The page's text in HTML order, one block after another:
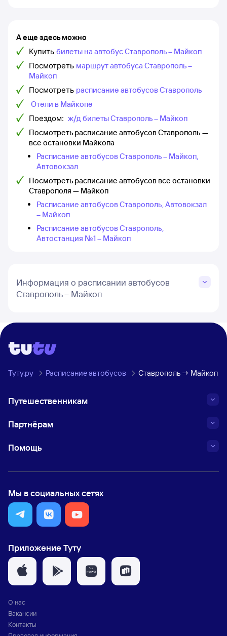
А еще здесь можно
Купить билеты на автобус Ставрополь – Майкоп
Посмотреть маршрут автобуса Ставрополь –
Майкоп
Посмотреть расписание автобусов Ставрополь
Отели в Майкопе
Поездом: ж/д билеты Ставрополь – Майкоп
Посмотреть расписание автобусов Ставрополь —
все остановки Майкопа
Расписание автобусов Ставрополь – Майкоп,
Автовокзал
Посмотреть расписание автобусов все остановки
Ставрополя — Майкоп
Расписание автобусов Ставрополь, Автовокзал
– Майкоп
Расписание автобусов Ставрополь,
Автостанция №1 – Майкоп
Информация о расписании автобусов
Ставрополь – Майкоп
Туту.ру Расписание автобусов Ставрополь → Майкоп
Путешественникам
Партнёрам
Помощь
Мы в социальных сетях
Приложение Туту
О нас
Вакансии
Контакты